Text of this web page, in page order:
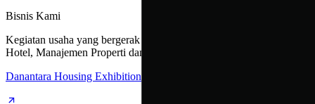
Bisnis Kami
Kegiatan usaha yang bergerak dibidang Perumahan, Apartemen,
Hotel, Manajemen Properti dan Rest Area
Danantara Housing Exhibition